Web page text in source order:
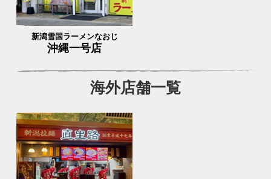
新潟雪国ラーメンなおじ
沖縄一号店
海外店舗一覧